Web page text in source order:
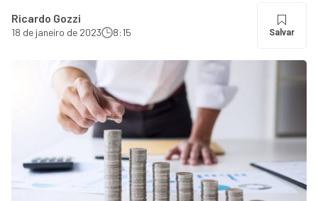
Ricardo Gozzi
18 de janeiro de 2023 8:15 Salvar